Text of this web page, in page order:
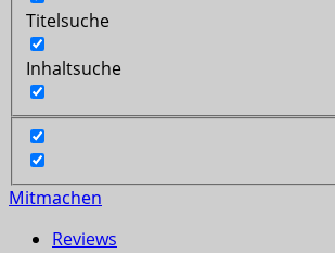
Titelsuche
Inhaltsuche
Mitmachen
Reviews